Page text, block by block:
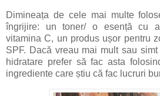
Dimineața de cele mai multe
îngrijire: un toner/ o esență cu
vitamina C, un produs ușor pentru
SPF. Dacă vreau mai mult sau
hidratare prefer să fac asta
ingrediente care știu că fac lucruri